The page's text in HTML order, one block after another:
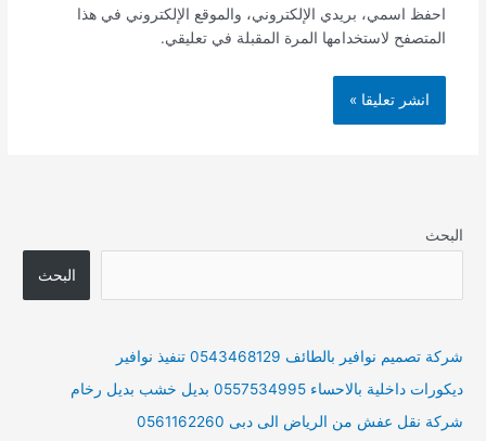
احفظ اسمي، بريدي الإلكتروني، والموقع الإلكتروني في هذا
المتصفح لاستخدامها المرة المقبلة في تعليقي.
البحث
البحث
شركة تصميم نوافير بالطائف 0543468129 تنفيذ نوافير
ديكورات داخلية بالاحساء 0557534995 بديل خشب بديل رخام
شركة نقل عفش من الرياض الى دبى 0561162260